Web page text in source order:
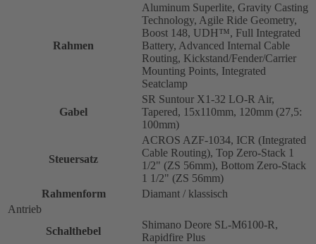
Rahmen
Aluminum Superlite, Gravity Casting
Technology, Agile Ride Geometry,
Boost 148, UDH™, Full Integrated
Battery, Advanced Internal Cable
Routing, Kickstand/Fender/Carrier
Mounting Points, Integrated
Seatclamp
Gabel
SR Suntour X1-32 LO-R Air,
Tapered, 15x110mm, 120mm (27,5:
100mm)
Steuersatz
ACROS AZF-1034, ICR (Integrated
Cable Routing), Top Zero-Stack 1
1/2" (ZS 56mm), Bottom Zero-Stack
1 1/2" (ZS 56mm)
Rahmenform
Diamant / klassisch
Antrieb
Schalthebel
Shimano Deore SL-M6100-R,
Rapidfire Plus